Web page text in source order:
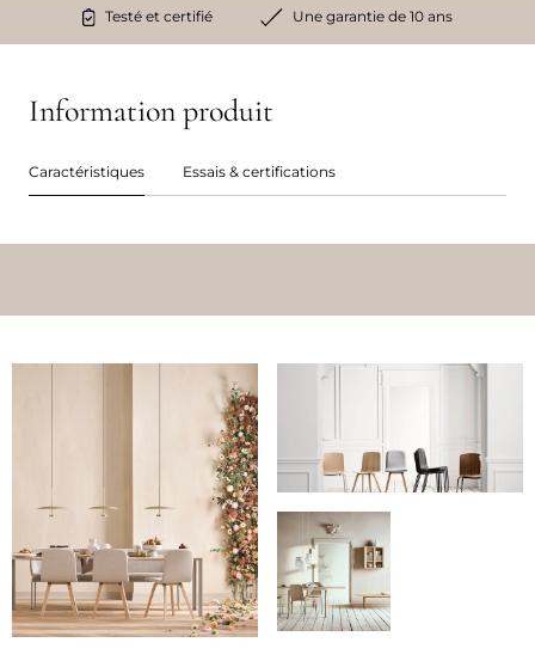
Testé et certifié Une garantie de 10 ans
Information produit
Caractéristiques Essais & certifications